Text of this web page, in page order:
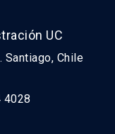
UC
Santiago, Chile
4028